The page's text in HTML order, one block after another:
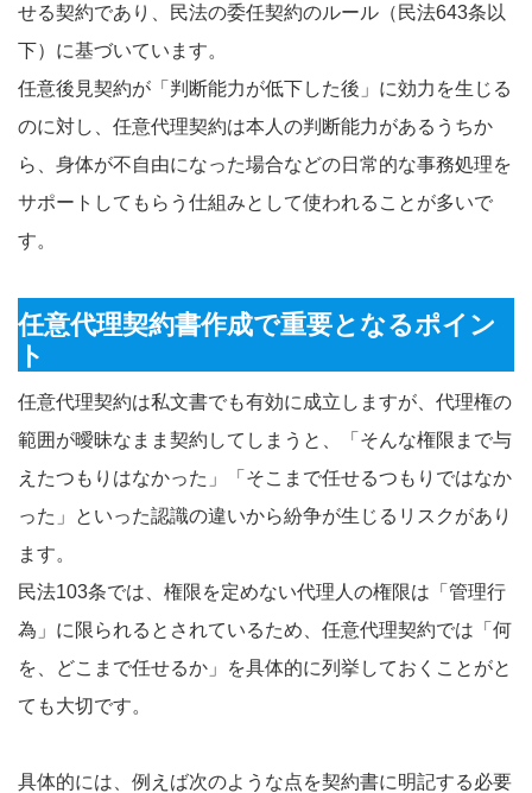
せる契約であり、民法の委任契約のルール（民法643条以
下）に基づいています。
任意後見契約が「判断能力が低下した後」に効力を生じる
のに対し、任意代理契約は本人の判断能力があるうちか
ら、身体が不自由になった場合などの日常的な事務処理を
サポートしてもらう仕組みとして使われることが多いで
す。
任意代理契約書作成で重要となるポイン
ト
任意代理契約は私文書でも有効に成立しますが、代理権の
範囲が曖昧なまま契約してしまうと、「そんな権限まで与
えたつもりはなかった」「そこまで任せるつもりではなか
った」といった認識の違いから紛争が生じるリスクがあり
ます。
民法103条では、権限を定めない代理人の権限は「管理行
為」に限られるとされているため、任意代理契約では「何
を、どこまで任せるか」を具体的に列挙しておくことがと
ても大切です。
具体的には、例えば次のような点を契約書に明記する必要